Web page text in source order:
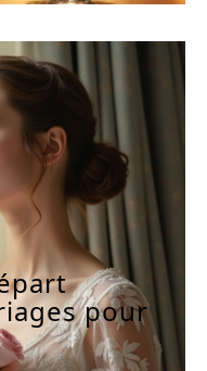
pour